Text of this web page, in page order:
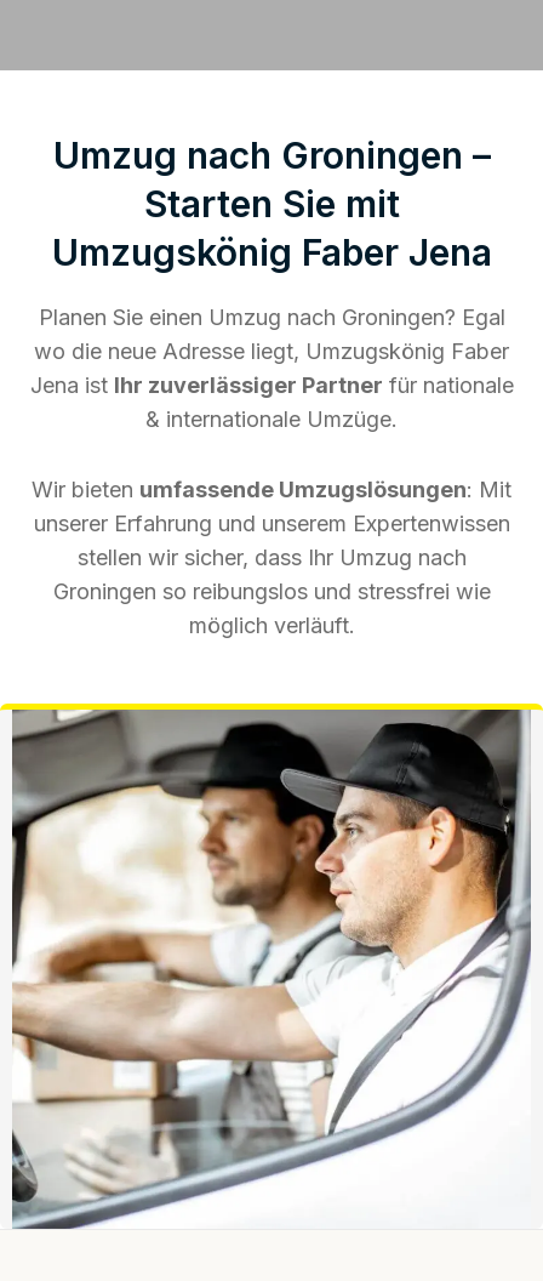
Umzug nach Groningen –
Starten Sie mit
Umzugskönig Faber Jena
Planen Sie einen Umzug nach Groningen? Egal
wo die neue Adresse liegt, Umzugskönig Faber
Jena ist Ihr zuverlässiger Partner für nationale
& internationale Umzüge.
Wir bieten umfassende Umzugslösungen: Mit
unserer Erfahrung und unserem Expertenwissen
stellen wir sicher, dass Ihr Umzug nach
Groningen so reibungslos und stressfrei wie
möglich verläuft.